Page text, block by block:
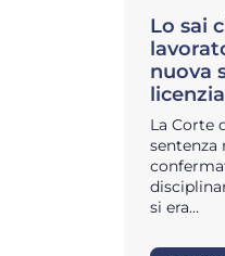
Lo sai
nuova
La Corte
sentenza
si era…